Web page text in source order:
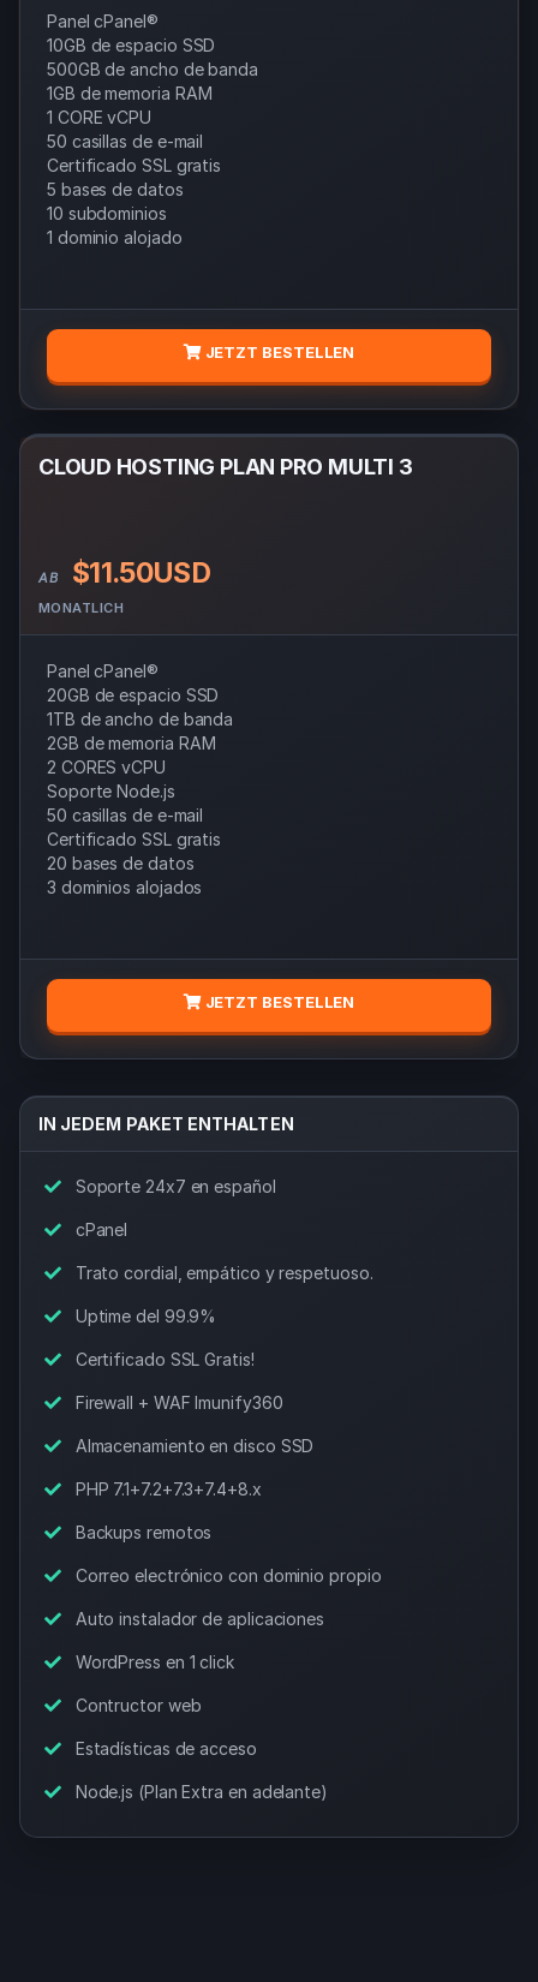
Panel cPanel®
10GB de espacio SSD
500GB de ancho de banda
1GB de memoria RAM
1 CORE vCPU
50 casillas de e-mail
Certificado SSL gratis
5 bases de datos
10 subdominios
1 dominio alojado
JETZT BESTELLEN
CLOUD HOSTING PLAN PRO MULTI 3
AB $11.50USD
MONATLICH
Panel cPanel®
20GB de espacio SSD
1TB de ancho de banda
2GB de memoria RAM
2 CORES vCPU
Soporte Node.js
50 casillas de e-mail
Certificado SSL gratis
20 bases de datos
3 dominios alojados
JETZT BESTELLEN
IN JEDEM PAKET ENTHALTEN
Soporte 24x7 en español
cPanel
Trato cordial, empático y respetuoso.
Uptime del 99.9%
Certificado SSL Gratis!
Firewall + WAF Imunify360
Almacenamiento en disco SSD
PHP 7.1+7.2+7.3+7.4+8.x
Backups remotos
Correo electrónico con dominio propio
Auto instalador de aplicaciones
WordPress en 1 click
Contructor web
Estadísticas de acceso
Node.js (Plan Extra en adelante)